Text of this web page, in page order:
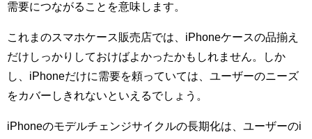
需要につながることを意味します。
これまのスマホケース販売店では、iPhoneケースの品揃え
だけしっかりしておけばよかったかもしれません。しか
し、iPhoneだけに需要を頼っていては、ユーザーのニーズ
をカバーしきれないといえるでしょう。
iPhoneのモデルチェンジサイクルの長期化は、ユーザーのi